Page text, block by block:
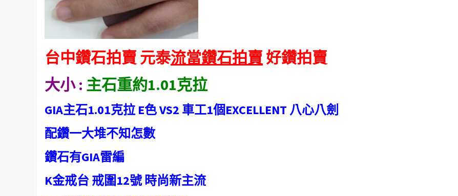
台中鑽石拍賣 元泰流當鑽石拍賣 好鑽拍賣
大小 : 主石重約1.01克拉
GIA主石1.01克拉 E色 VS2 車工1個EXCELLENT 八心八劍
配鑽一大堆不知怎數
鑽石有GIA雷編
K金戒台 戒圍12號 時尚新主流